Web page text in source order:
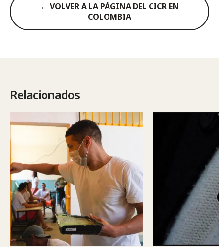
← VOLVER A LA PÁGINA DEL CICR EN
COLOMBIA
Relacionados